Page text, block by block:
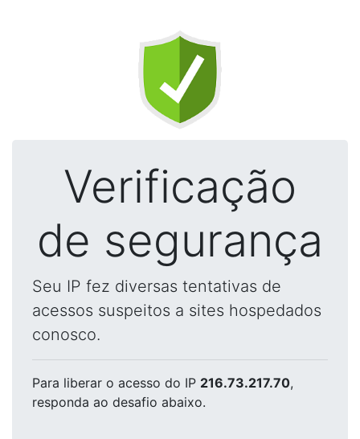
Verificação
de segurança
Seu IP fez diversas tentativas de
acessos suspeitos a sites hospedados
conosco.
Para liberar o acesso do IP 216.73.217.70,
responda ao desafio abaixo.